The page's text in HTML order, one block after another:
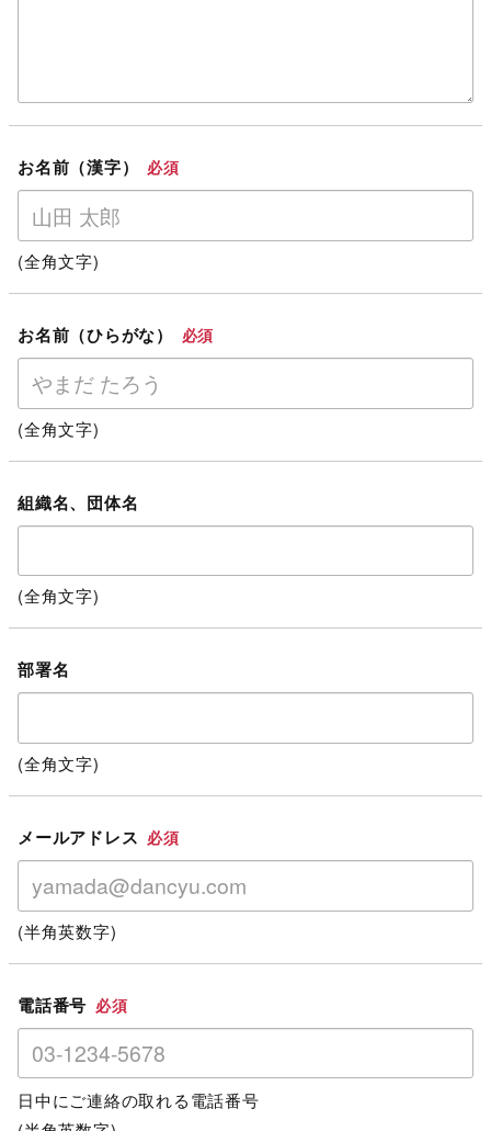
お名前（漢字） 必須
(全角文字)
お名前（ひらがな） 必須
(全角文字)
組織名、団体名
(全角文字)
部署名
(全角文字)
メールアドレス 必須
(半角英数字)
電話番号 必須
日中にご連絡の取れる電話番号